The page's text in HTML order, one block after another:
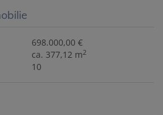
698.000,00 €
ca. 377,12 m2
10